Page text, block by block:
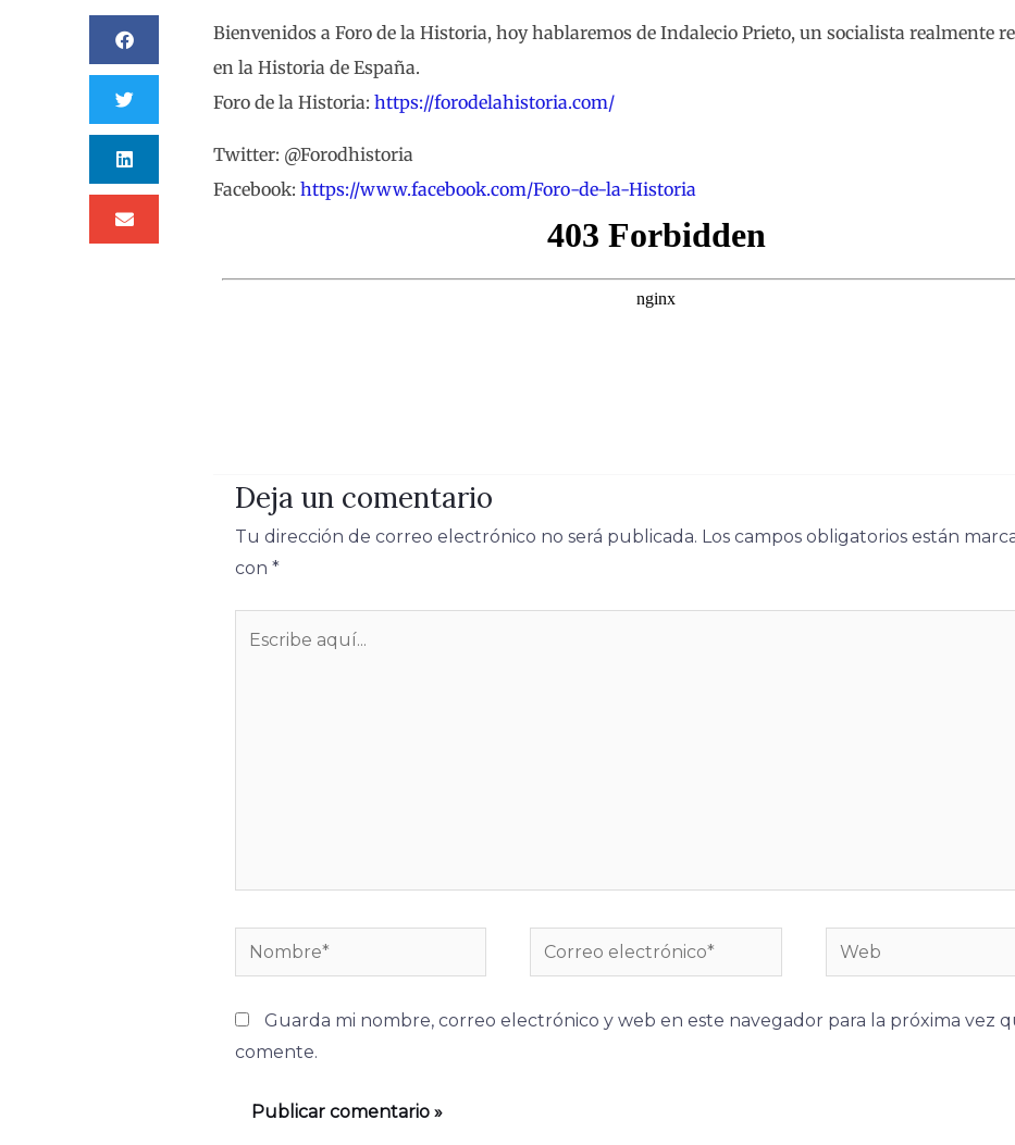
Bienvenidos a Foro de la Historia, hoy hablaremos de Indalecio Prieto, un socialista realmente
en la Historia de España.
Foro de la Historia: https://forodelahistoria.com/
Twitter: @Forodhistoria
Facebook: https://www.facebook.com/Foro-de-la-Historia
Deja un comentario
Tu dirección de correo electrónico no será publicada. Los campos obligatorios están
con *
Nombre*
Correo
electrónico*
Web
Guarda mi nombre, correo electrónico y web en este navegador para la próxima vez
comente.